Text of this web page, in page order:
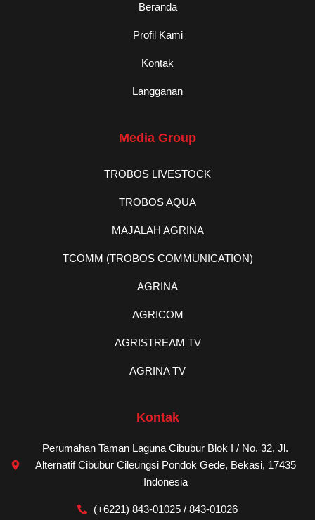
Beranda
Profil Kami
Kontak
Langganan
Media Group
TROBOS LIVESTOCK
TROBOS AQUA
MAJALAH AGRINA
TCOMM (TROBOS COMMUNICATION)
AGRINA
AGRICOM
AGRISTREAM TV
AGRINA TV
Kontak
Perumahan Taman Laguna Cibubur Blok I / No. 32, Jl.
Alternatif Cibubur Cileungsi Pondok Gede, Bekasi, 17435
Indonesia
(+6221) 843-01025 / 843-01026